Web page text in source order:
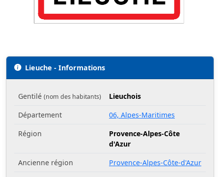
Lieuche - Informations
Gentilé (nom des habitants)
Lieuchois
Département
06, Alpes-Maritimes
Région
Provence-Alpes-Côte
d'Azur
Ancienne région
Provence-Alpes-Côte-d'Azur